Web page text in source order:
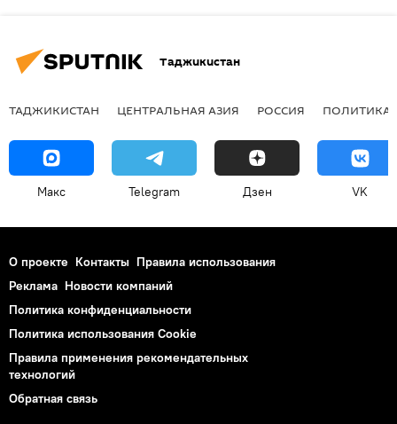
Таджикистан
ТАДЖИКИСТАН ЦЕНТРАЛЬНАЯ АЗИЯ РОССИЯ ПОЛИТИКА
Макс Telegram Дзен VK
О проекте Контакты Правила использования
Реклама Новости компаний
Политика конфиденциальности
Политика использования Cookie
Правила применения рекомендательных
технологий
Обратная связь